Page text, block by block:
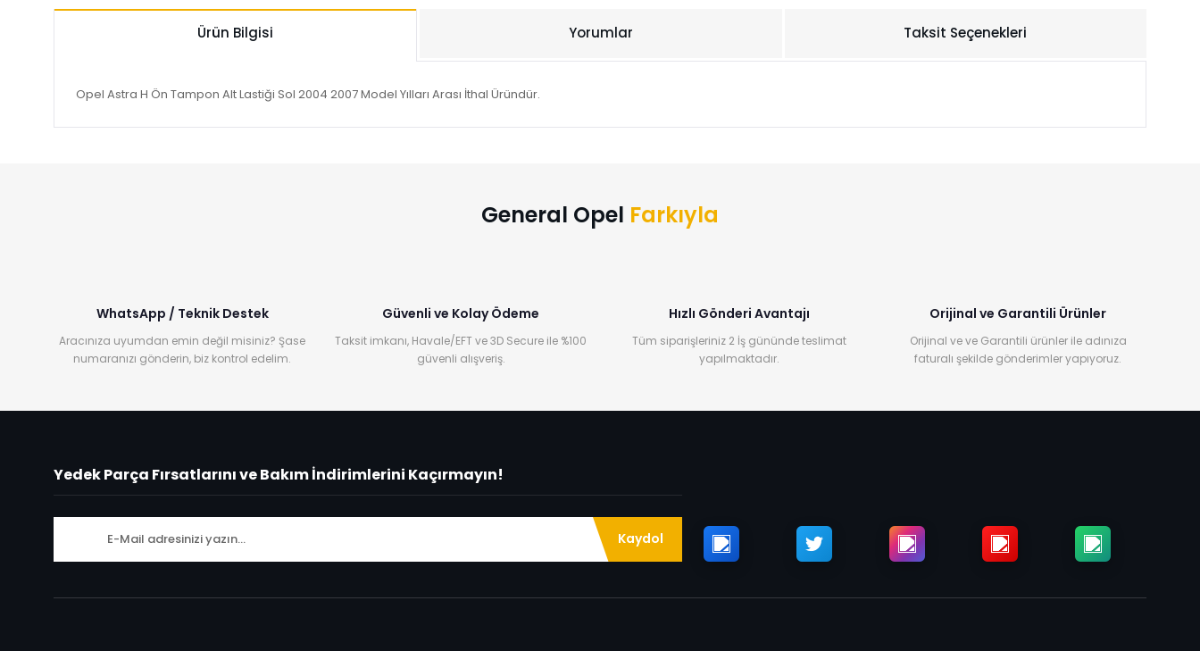
Ürün Bilgisi Yorumlar Taksit Seçenekleri
Opel Astra H Ön Tampon Alt Lastiği Sol 2004 2007 Model Yılları Arası İthal Üründür.
General Opel Farkıyla
WhatsApp / Teknik Destek
Aracınıza uyumdan emin değil misiniz? Şase
numaranızı gönderin, biz kontrol edelim.
Güvenli ve Kolay Ödeme
Taksit imkanı, Havale/EFT ve 3D Secure ile %100
güvenli alışveriş.
Hızlı Gönderi Avantajı
Tüm siparişleriniz 2 İş gününde teslimat
yapılmaktadır.
Orijinal ve Garantili Ürünler
Orijinal ve ve Garantili ürünler ile adınıza
faturalı şekilde gönderimler yapıyoruz.
Yedek Parça Fırsatlarını ve Bakım İndirimlerini Kaçırmayın!
Kaydol